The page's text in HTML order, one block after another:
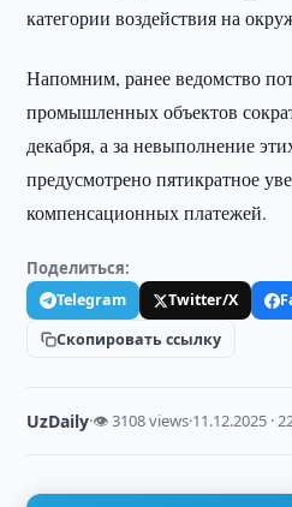
категории воздействия на
Напомним, ранее ведомство
промышленных объектов
декабря, а за невыполнение
предусмотрено пятикратное
компенсационных платежей.
Поделиться:
Telegram Twitter/X
Скопировать ссылку
UzDaily·👁 3108 views·11.12.2025 ·